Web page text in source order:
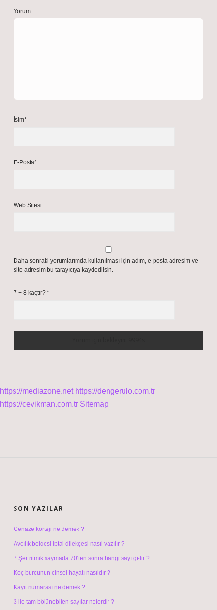
Yorum
İsim*
E-Posta*
Web Sitesi
Daha sonraki yorumlarımda kullanılması için adım, e-posta adresim ve
site adresim bu tarayıcıya kaydedilsin.
7 + 8 kaçtır? *
https://mediazone.net https://dengerulo.com.tr
https://cevikman.com.tr Sitemap
SON YAZILAR
Cenaze korteji ne demek ?
Avcılık belgesi iptal dilekçesi nasıl yazılır ?
7 Şer ritmik saymada 70’ten sonra hangi sayı gelir ?
Koç burcunun cinsel hayatı nasıldır ?
Kayıt numarası ne demek ?
3 ile tam bölünebilen sayılar nelerdir ?